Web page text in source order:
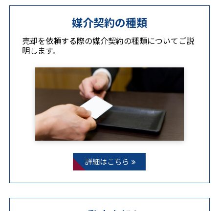
媒介契約の種類
売却を依頼する際の媒介契約の種類についてご説
明します。
詳細はこちら